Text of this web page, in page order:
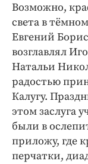
Возможно,
света в
Евгений
возглавлял
Натальи
радостью
Калугу.
этом заслуга
были в
приложу, где
перчатки,